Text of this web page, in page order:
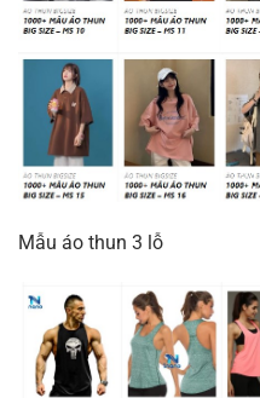
Mẫu áo thun 3 lỗ